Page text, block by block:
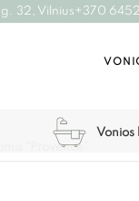
g. 32, Vilnius +370
“Provence”